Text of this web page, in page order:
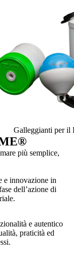
Galleggianti per il
®
più semplice,
e innovazione in
dell’azione di
e autentico
praticità ed